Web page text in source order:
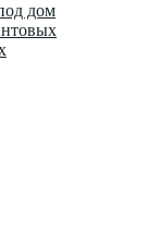
дом